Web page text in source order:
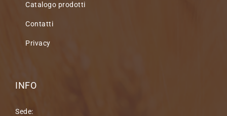
Catalogo prodotti
Contatti
Privacy
INFO
Sede: